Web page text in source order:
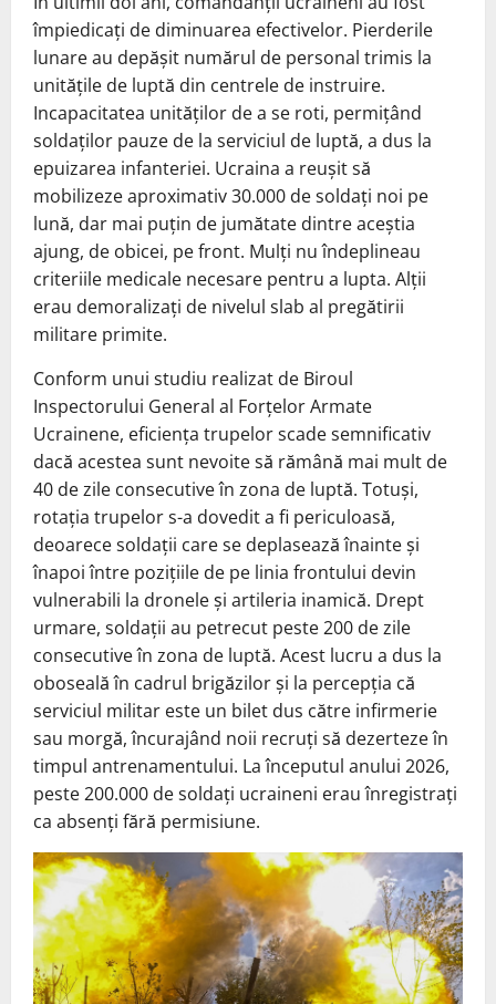
împiedicați de diminuarea efectivelor. Pierderile
lunare au depășit numărul de personal trimis la
unitățile de luptă din centrele de instruire.
Incapacitatea unităților de a se roti, permițând
soldaților pauze de la serviciul de luptă, a dus la
epuizarea infanteriei. Ucraina a reușit să
mobilizeze aproximativ 30.000 de soldați noi pe
lună, dar mai puțin de jumătate dintre aceștia
ajung, de obicei, pe front. Mulți nu îndeplineau
criteriile medicale necesare pentru a lupta. Alții
erau demoralizați de nivelul slab al pregătirii
militare primite.
Conform unui studiu realizat de Biroul
Inspectorului General al Forțelor Armate
Ucrainene, eficiența trupelor scade semnificativ
dacă acestea sunt nevoite să rămână mai mult de
40 de zile consecutive în zona de luptă. Totuși,
rotația trupelor s-a dovedit a fi periculoasă,
deoarece soldații care se deplasează înainte și
înapoi între pozițiile de pe linia frontului devin
vulnerabili la dronele și artileria inamică. Drept
urmare, soldații au petrecut peste 200 de zile
consecutive în zona de luptă. Acest lucru a dus la
oboseală în cadrul brigăzilor și la percepția că
serviciul militar este un bilet dus către infirmerie
sau morgă, încurajând noii recruți să dezerteze în
timpul antrenamentului. La începutul anului 2026,
peste 200.000 de soldați ucraineni erau înregistrați
ca absenți fără permisiune.